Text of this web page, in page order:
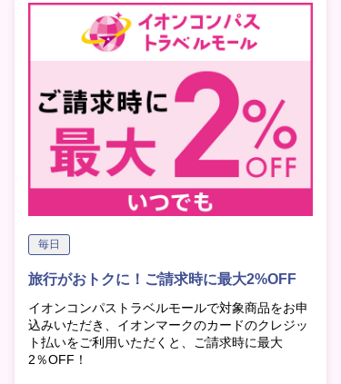
毎日
旅行がおトクに！ご請求時に最大2%OFF
イオンコンパストラベルモールで対象商品をお申
込みいただき、イオンマークのカードのクレジッ
ト払いをご利用いただくと、ご請求時に最大
2％OFF！